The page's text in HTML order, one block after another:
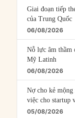
Giai đoạn tiếp
của Trung Quốc
06/08/2026
Nỗ lực âm thầm
Mỹ Latinh
06/08/2026
Nợ cho kẻ
việc cho startup
05/08/2026